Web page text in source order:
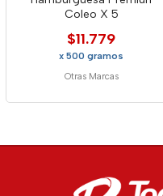
Coleo X 5
$11.779
x 500 gramos
Otras Marcas